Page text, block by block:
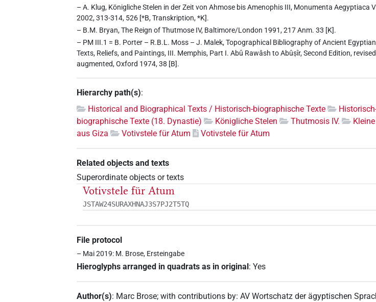
– A. Klug, Königliche Stelen in der Zeit von Ahmose bis Amenophis III, Monumenta Aegyptiaca
2002, 313-314, 526 [*B, Transkription, *K].
– B.M. Bryan, The Reign of Thutmose IV, Baltimore/London 1991, 217 Anm. 33 [K].
– PM III.1 = B. Porter – R.B.L. Moss – J. Malek, Topographical Bibliography of Ancient
Texts, Reliefs, and Paintings, III. Memphis, Part I. Abû Rawâsh to Abûṣîr, Second Edition,
augmented, Oxford 1974, 38 [B].
Hierarchy path(s):
Historical and Biographical Texts / Historisch-biographische Texte
biographische Texte (18. Dynastie)
Königliche Stelen Thutmosis IV.
aus Giza
Votivstele für Atum Votivstele für Atum
Related objects and texts
Superordinate objects or texts
Votivstele für Atum
JSTAW24SURAXHNAJ3S7PJ2T5TQ
File protocol
– Mai 2019: M. Brose, Ersteingabe
Hieroglyphs arranged in quadrats as in original:Yes
Author(s): Marc Brose;with contributions by:AV Wortschatz der ägyptischen